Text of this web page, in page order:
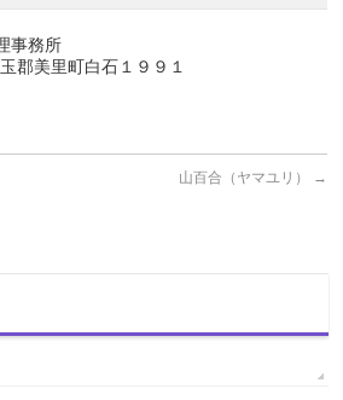
事務所
美里町白石１９９１
山百合（ヤマユリ） →